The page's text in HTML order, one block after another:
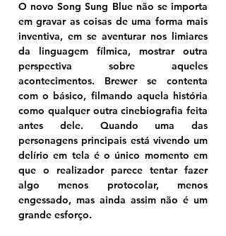
O novo Song Sung Blue não se importa
em gravar as coisas de uma forma mais
inventiva, em se aventurar nos limiares
da linguagem fílmica, mostrar outra
perspectiva sobre aqueles
acontecimentos. Brewer se contenta
com o básico, filmando aquela história
como qualquer outra cinebiografia feita
antes dele. Quando uma das
personagens principais está vivendo um
delírio em tela é o único momento em
que o realizador parece tentar fazer
algo menos protocolar, menos
engessado, mas ainda assim não é um
grande esforço.